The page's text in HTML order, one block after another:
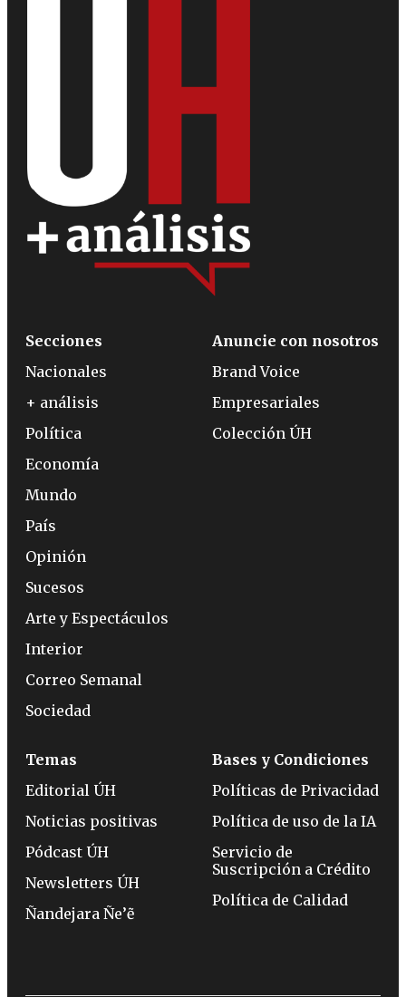
Secciones
Nacionales
+ análisis
Política
Economía
Mundo
País
Opinión
Sucesos
Arte y Espectáculos
Interior
Correo Semanal
Sociedad
Anuncie con nosotros
Brand Voice
Empresariales
Colección ÚH
Temas
Editorial ÚH
Noticias positivas
Pódcast ÚH
Newsletters ÚH
Ñandejara Ñe’ẽ
Bases y Condiciones
Políticas de Privacidad
Política de uso de la IA
Servicio de
Suscripción a Crédito
Política de Calidad